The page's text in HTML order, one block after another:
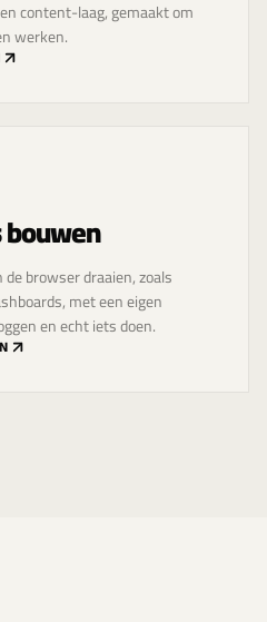
content-laag, gemaakt om
werken.
browser draaien, zoals
met een eigen
en echt iets doen.